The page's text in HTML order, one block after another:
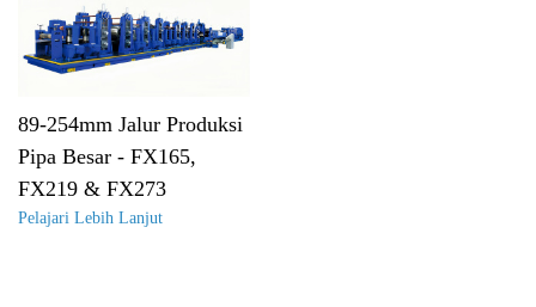
89-254mm Jalur Produksi
Pipa Besar - FX165,
FX219 & FX273
Pelajari Lebih Lanjut